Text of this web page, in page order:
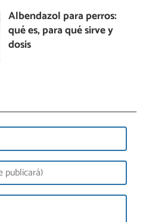
Albendazol para perros:
qué es, para qué sirve y
dosis